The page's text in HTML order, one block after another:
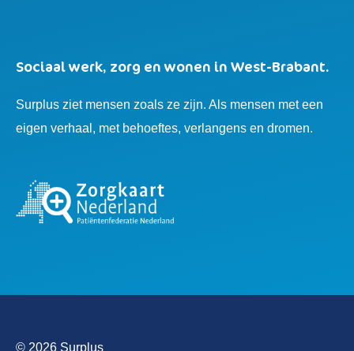
Sociaal werk, zorg en wonen in West-Brabant.
Surplus ziet mensen zoals ze zijn. Als mensen met een
eigen verhaal, met behoeftes, verlangens en dromen.
© 2026 Surplus